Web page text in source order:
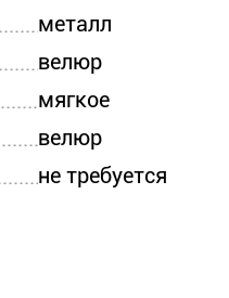
металл
велюр
мягкое
велюр
не требуется